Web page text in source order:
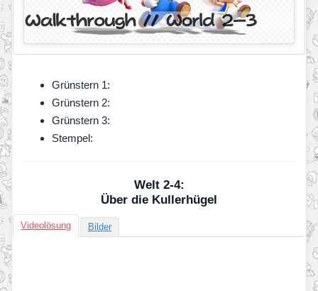
Grünstern 1:
Grünstern 2:
Grünstern 3:
Stempel:
Welt 2-4:
Über die Kullerhügel
Videolösung Bilder